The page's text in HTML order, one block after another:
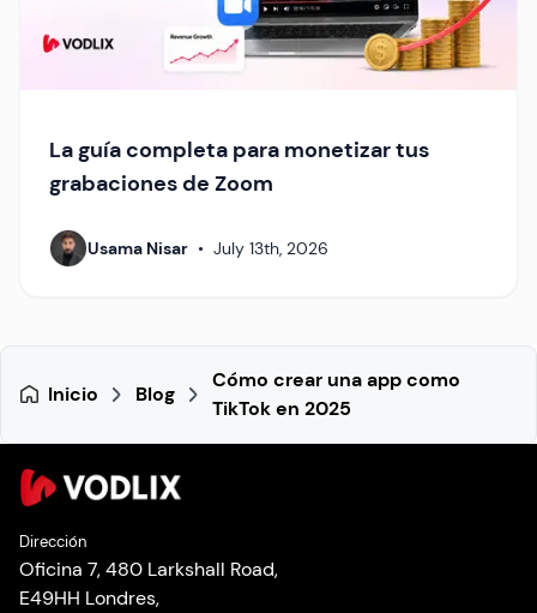
La guía completa para monetizar tus
grabaciones de Zoom
Usama Nisar • July 13th, 2026
Inicio Blog
Cómo crear una app como
TikTok en 2025
Dirección
Oficina 7, 480 Larkshall Road,
E49HH Londres,